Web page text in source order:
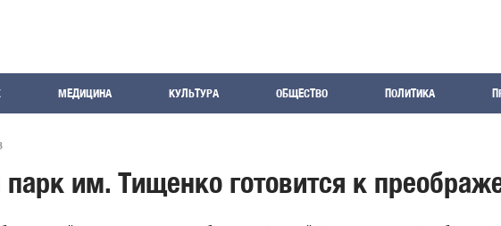
МЕДИЦИНА КУЛЬТУРА ОБЩЕСТВО ПОЛИТИКА
им. Тищенко готовится к